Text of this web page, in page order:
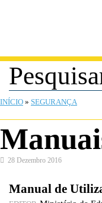
ESTÁ AQUI
INÍCIO » SEGURANÇA
28 Dezembro 2016
Manual de